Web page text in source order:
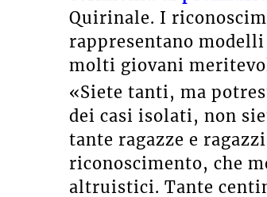
Quirinale. I
rappresentano
molti giovani
«Siete tanti, ma
dei casi isolati, non
tante ragazze e
riconoscimento, che
altruistici. Tante